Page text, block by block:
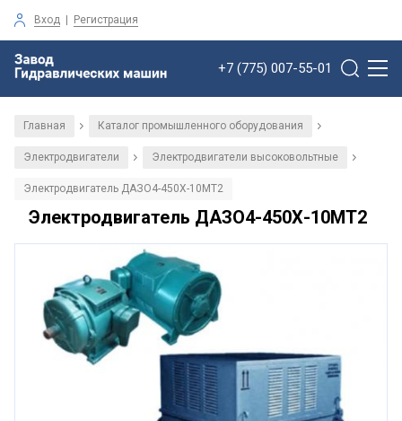
Вход | Регистрация
+7 (775) 007-55-01
Главная / Каталог промышленного оборудования /
Электродвигатели / Электродвигатели высоковольтные /
Электродвигатель ДАЗО4-450Х-10МТ2
Электродвигатель ДАЗО4-450Х-10МТ2